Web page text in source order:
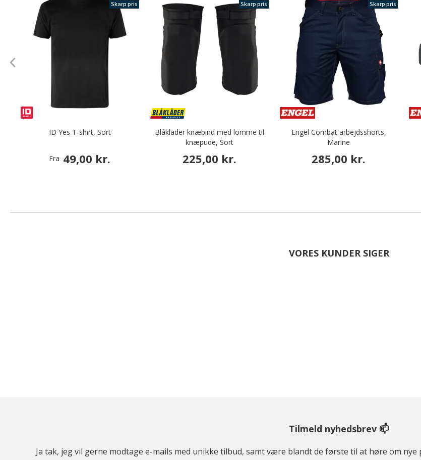
Skarp pris
ID Yes T-shirt, Sort
Fra 49,00 kr.
Skarp pris
Blåkläder knæbind med lomme til
knæpude, Sort
225,00 kr.
Skarp pris
Engel Combat arbejdsshorts,
Marine
285,00 kr.
VORES KUNDER SIGER
Tilmeld nyhedsbrev 📫
Ja tak, jeg vil gerne modtage e-mails med unikke tilbud, samt være blandt de første til at høre om